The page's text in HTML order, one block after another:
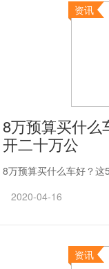
资讯
8万预算买什么
开二十万公
2020-04-16
资讯